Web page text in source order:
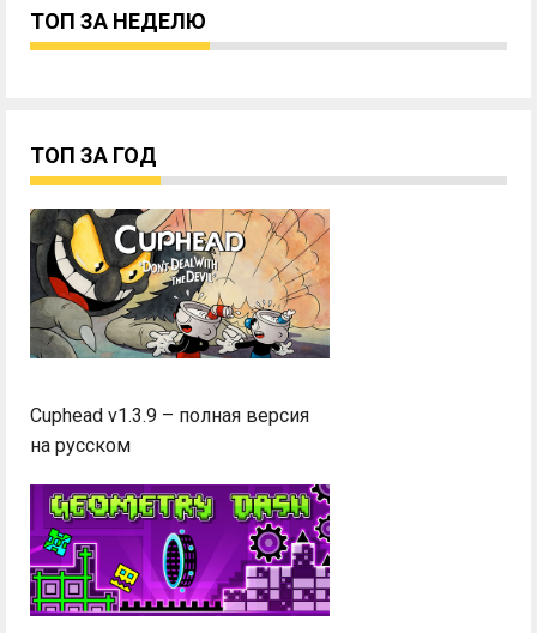
ТОП ЗА НЕДЕЛЮ
ТОП ЗА ГОД
Cuphead v1.3.9 – полная версия
на русском